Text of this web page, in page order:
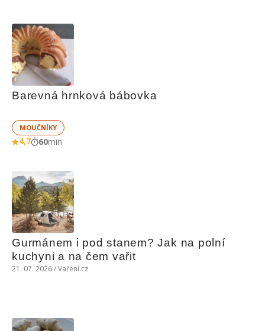
Barevná hrnková bábovka
MOUČNÍKY
4,7 60min
Gurmánem i pod stanem? Jak na polní
kuchyni a na čem vařit
21. 07. 2026 / Vaření.cz